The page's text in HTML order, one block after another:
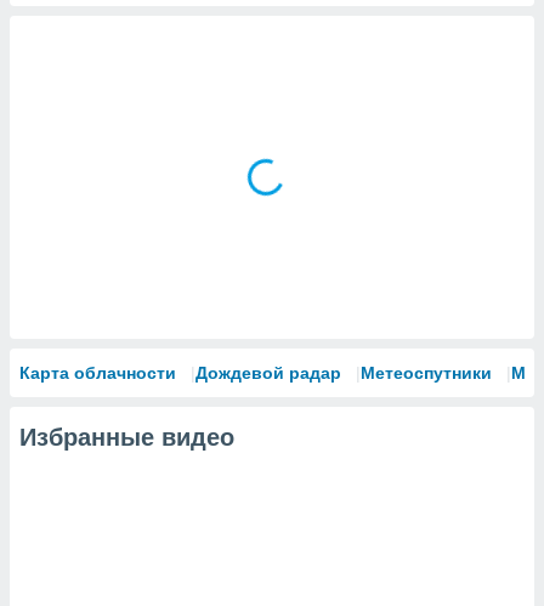
Карта облачности Дождевой радар Метеоспутники
Избранные видео